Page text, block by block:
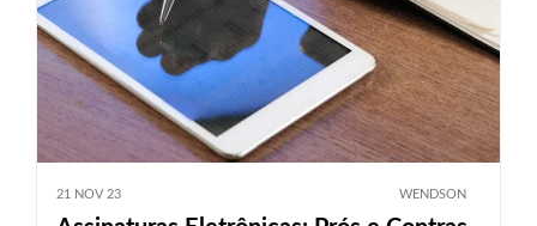
21 NOV 23 WENDSON